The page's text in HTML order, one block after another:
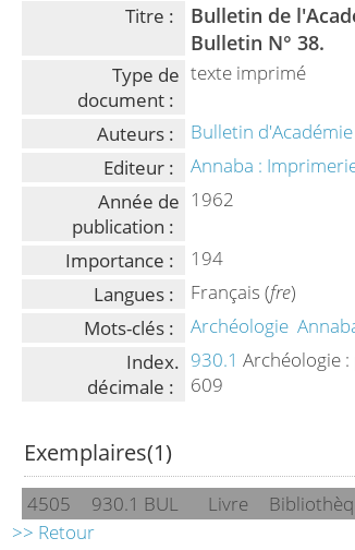
Titre :
Bulletin de
Bulletin N° 38.
Type de
document :
texte imprimé
Auteurs : Bulletin
Editeur :
Annaba :
Année de
publication :
1962
Importance :
194
Langues :
Français (fre)
Mots-clés :
Archéologie
Index.
décimale :
930.1 Archéologie
609
Exemplaires(1)
4505 930.1 BUL Livre
>> Retour